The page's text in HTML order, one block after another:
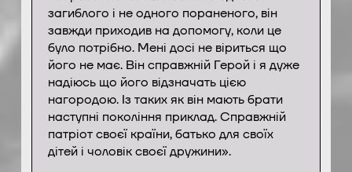
загиблого і не одного пораненого, він
завжди приходив на допомогу, коли це
було потрібно. Мені досі не віриться що
його не має. Він справжній Герой і я дуже
надіюсь що його відзначать цією
нагородою. Із таких як він мають брати
наступні покоління приклад. Справжній
патріот своєї країни, батько для своїх
дітей і чоловік своєї дружини».